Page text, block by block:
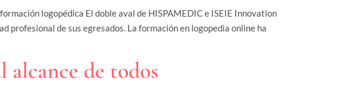
logopédica El doble aval de HISPAMEDIC e ISEIE Innovation
de sus egresados. La formación en logopedia online ha
de todos